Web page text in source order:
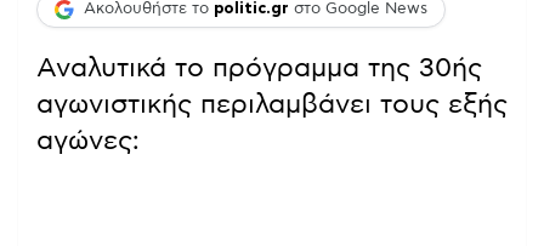
Ακολουθήστε το politic.gr στο Google News
Αναλυτικά το πρόγραμμα της 30ής
αγωνιστικής περιλαμβάνει τους εξής
αγώνες: